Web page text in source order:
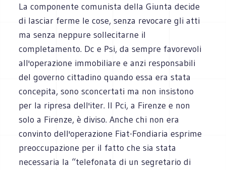
La componente comunista della Giunta decide
di lasciar ferme le cose, senza revocare gli atti
ma senza neppure sollecitarne il
completamento. Dc e Psi, da sempre favorevoli
all'operazione immobiliare e anzi responsabili
del governo cittadino quando essa era stata
concepita, sono sconcertati ma non insistono
per la ripresa dell'iter. Il Pci, a Firenze e non
solo a Firenze, è diviso. Anche chi non era
convinto dell'operazione Fiat-Fondiaria esprime
preoccupazione per il fatto che sia stata
necessaria la “telefonata di un segretario di